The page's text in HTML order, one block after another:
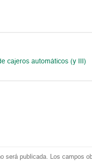
cajeros automáticos (y III)
será publicada. Los campos